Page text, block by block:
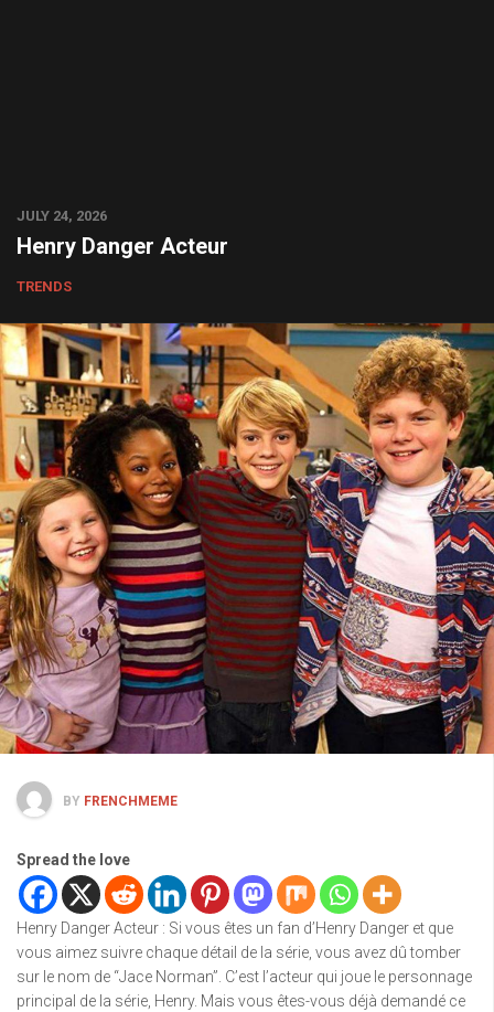
JULY 24, 2026
Henry Danger Acteur
TRENDS
BY FRENCHMEME
Spread the love
Henry Danger Acteur : Si vous êtes un fan d’Henry Danger et que
vous aimez suivre chaque détail de la série, vous avez dû tomber
sur le nom de “Jace Norman”. C’est l’acteur qui joue le personnage
principal de la série, Henry. Mais vous êtes-vous déjà demandé ce